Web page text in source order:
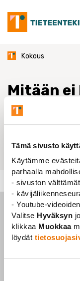
Tämä sivusto
Käytämme
parhaalla
- sivuston
-
- Youtube-
Valitse Hyväksyn
klikkaa Muokkaa
löydät
content
Kokous
Mitään
Emme
hakutoiminnosta
Kokous
Tieteentekijät